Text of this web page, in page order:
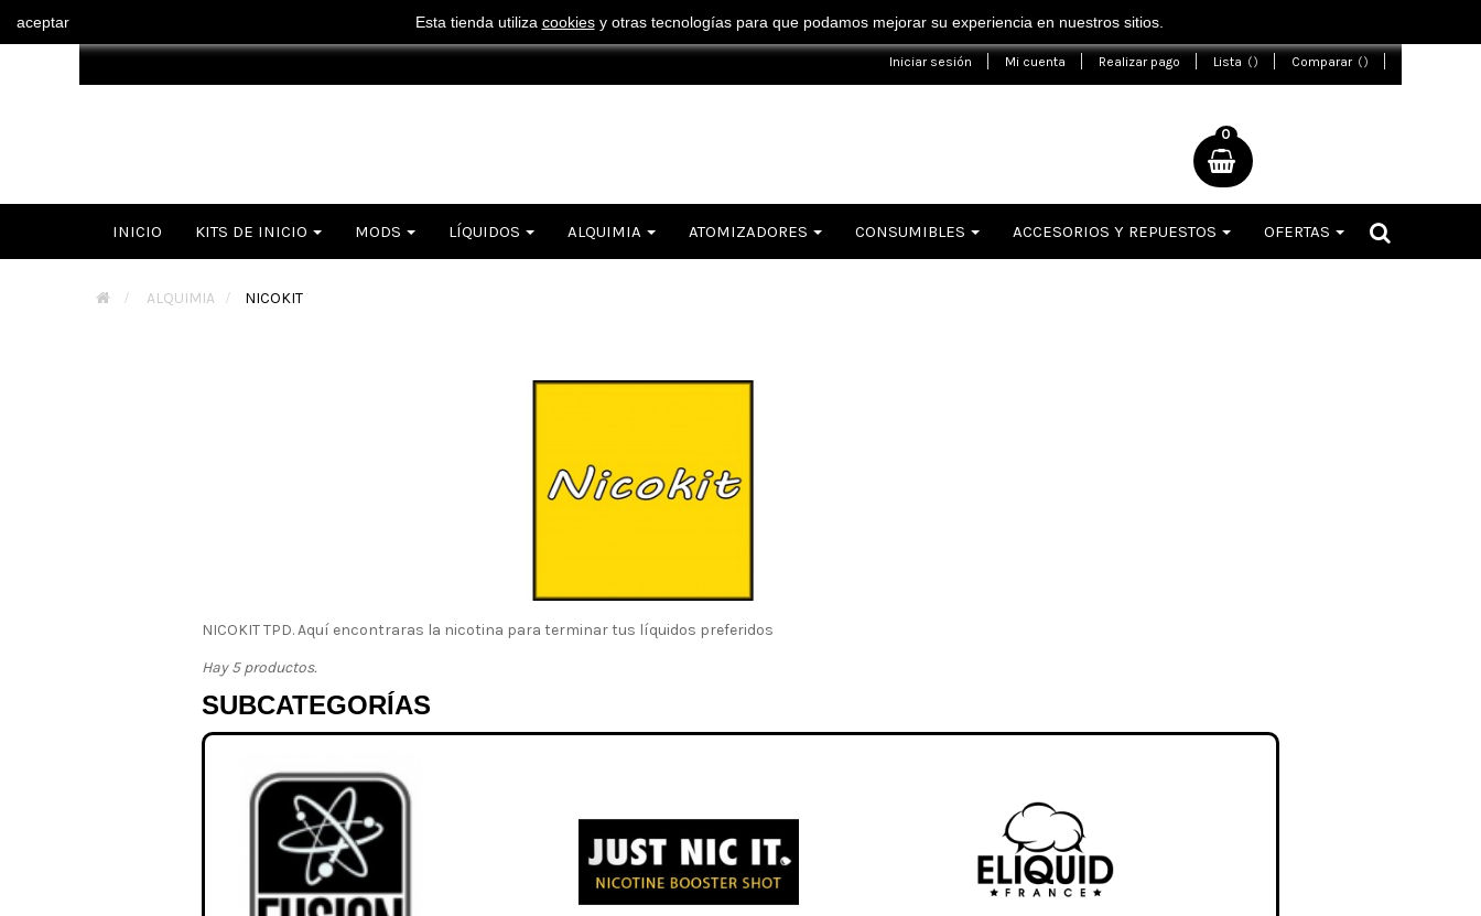
¡ Consigue tu envío gratuito por compras superiores a 50€ !
Iniciar sesión Mi cuenta Realizar pago Lista Comparar
0
INICIO KITS DE INICIO MODS LÍQUIDOS ALQUIMIA ATOMIZADORES CONSUMIBLES ACCESORIOS Y REPUESTOS OFERTAS
> ALQUIMIA > NICOKIT
NICOKIT TPD. Aquí encontraras la nicotina para terminar tus líquidos preferidos
Hay 5 productos.
SUBCATEGORÍAS
aceptar Esta tienda utiliza cookiesy otras tecnologías para que podamos mejorar su experiencia en nuestros sitios.